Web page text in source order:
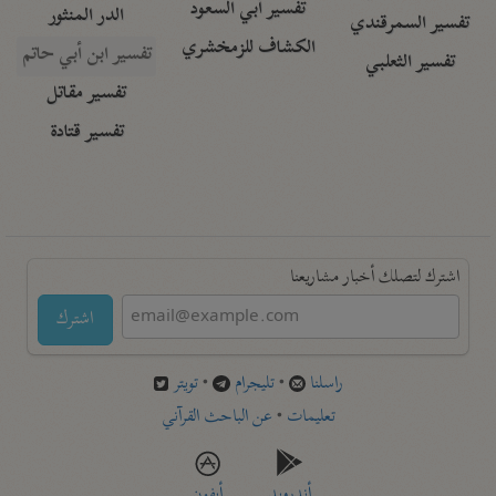
تفسير السمرقندي
تفسير الثعلبي
تفسير أبي السعود
الكشاف للزمخشري
الدر المنثور
تفسير ابن أبي حاتم
تفسير مقاتل
تفسير قتادة
اشترك لتصلك أخبار مشاريعنا
اشترك
راسلنا •تليجرام •تويتر
تعليمات •عن الباحث القرآني